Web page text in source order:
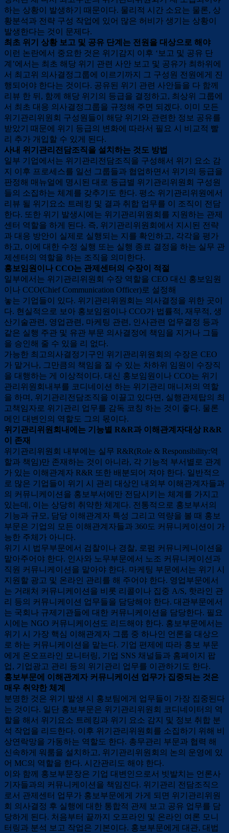
하는 상황이 발생하기 때문이다. 물리적 시간 소요는 물론, 상
황분석과 전략 구성 작업에 있어 많은 허비가 생기는 상황이
발생한다는 것이 문제다.
최초 위기 상황 보고 및 공유 단계는 전원을 대상으로 해야
이런 논란에서 중요한 것은 위기감지 이후 ‘보고 및 공유 단
계’에서는 최초 해당 위기 관련 사안 보고 및 공유가 최하위에
서 최고위 의사결정그룹에 이르기까지 그 구성원 전원에게 진
행되어야 한다는 것이다. 공유된 위기 관련 사안들을 다 함께
리뷰 한 뒤, 함께 해당 위기의 등급을 결정하고, 최상위 그룹에
서 최초 대응 의사결정그룹을 규정해 주면 되겠다. 이미 모든
위기관리위원회 구성원들이 해당 위기와 관련한 정보 공유를
받았기 때문에 위기 등급의 변화에 따라서 필요 시 비교적 빨
리 추가 개입할 수 있게 된다.
사내 위기관리전담조직을 설치하는 것도 방법
일부 기업에서는 위기관리전담조직을 구성해서 위기 요소 감
지 이후 프로세스를 일선 그룹들과 협업하면서 위기의 등급을
판정해 매뉴얼에 명시된 대로 등급별 위기관리위원회 구성원
들의 소집하는 체계를 갖추기도 한다. 평소 위기관리위원에서
리뷰 될 위기요소 트레킹 및 결과 취합 업무를 이 조직이 전담
한다. 또한 위기 발생시에는 위기관리위원회를 지원하는 관제
센터 역할을 하게 된다. 즉, 위기관리위원회에서 지시된 전략
과 대응 방안이 실제로 실행되는 지를 확인하고, 각각을 평가
하고, 이에 대한 수정 실행 또는 실행 종료 결정을 하는 실무 관
제센터의 역할을 하는 조직을 의미한다.
홍보임원이나 CCO는 관제센터의 수장이 적절
일부에서는 위기관리위원회 수장 역할을 CEO 대신 홍보임원
이나 CCO(Chief Communication Officer)로 설정해
놓는 기업들이 있다. 위기관리위원회는 의사결정을 위한 곳이
다. 현실적으로 보아 홍보임원이나 CCO가 법률적, 재무적, 생
산기술관련, 영업관련, 마케팅 관련, 인사관련 업무결정 등과
같은 실행 주관 및 유관 부문 의사결정에 책임을 지거나 그들
을 승인해 줄 수 있을 리 없다.
가능한 최고의사결정기구인 위기관리위원회의 수장은 CEO
가 맡거나, 그만큼의 책임을 질 수 있는 차하위 임원이 수장직
을 대행하는 게 이상적이다. 대신 홍보임원이나 CCO는 위기
관리위원회내부를 코디네이션 하는 위기관리 매니저의 역할
을 하며, 위기관리전담조직을 이끌고 있다면, 실행관제탑의 최
고책임자로 위기관리 업무를 감독 코칭 하는 것이 좋다. 물론
메인 대변인의 역할도 그의 몫이다.
위기관리위원회내에는 기능별 R&R과 이해관계자대상 R&R
이 존재
위기관리위원회 내부에는 실무 R&R(Role & Responsibility:역
할과 책임)만 존재하는 것이 아니라, 각 기능적 부서별로 관계
가 있는 이해관계자 R&R 또한 배분되어 져야 한다. 일반적으
로 많은 기업들이 위기 시 관리 대상인 내외부 이해관계자들과
의 커뮤니케이션을 홍보부서에만 전담시키는 체계를 가지고
있는데, 이는 상당히 취약한 체계다. 전통적으로 홍보부서의
기능과 규모, 담당 이해관계자 특성 그리고 역량을 볼 때 홍보
부문은 기업의 모든 이해관계자들과 360도 커뮤니케이션이 가
능한 주체가 아니다.
위기 시 법무부문에서 검찰이나 경찰, 로펌 커뮤니케니이션을
맡아주어야 한다. 인사와 노무부문에서 노조 커뮤니케이션과
직원 커뮤니케이션을 맡아야 한다. 마케팅 부문에서는 위기 시
지원할 광고 및 온라인 관리를 해 주어야 한다. 영업부문에서
는 거래처 커뮤니케이션을 비롯 리콜이나 집중 A/S, 핫라인 관
리 등의 커뮤니케이션 업무들을 담당해야 한다. 대관부문에서
는 국회나 규제기관들에 대한 커뮤니케이션을 담당한다. 필요
시에는 NGO 커뮤니케이션도 리드해야 한다. 홍보부문에서는
위기 시 가장 핵심 이해관계자 그룹 중 하나인 언론을 대상으
로 하는 커뮤니케이션을 맡는다. 기업 편제에 따라 홍보 부문
에게 온오프라인 모니터링, 기업 SNS 채널들과 홈페이지 팝
업, 기업광고 관리 등의 위기관리 업무를 이관하기도 한다.
홍보부문에 이해관계자 커뮤니케이션 업무가 집중되는 것은
매우 취약한 체계
분명한 것은 위기 발생 시 홍보팀에게 업무들이 가장 집중된다
는 것이다. 일단 홍보부문은 위기관리위원회 코디네이터의 역
할을 해서 위기요소 트레킹과 위기 요소 감지 및 정보 취합 분
석 작업을 리드한다. 이후 위기관리위원회를 소집하기 위해 비
상연락망을 가동하는 역할도 한다. 총무관리 부문과 협력 해
신속하게 워룸을 설치하고, 위기관리위원회의 논의 운영에 있
어 MC의 역할을 한다. 시간관리도 해야 한다.
이와 함께 홍보부문장은 기업 대변인으로서 빗발치는 언론사
기자들과의 커뮤니케이션을 책임진다. 위기관리 전담조직으
로서 관제센터 업무가 홍보부문에게 가게 되면 위기관리위원
회 의사결정 후 실행에 대한 통합적 관제 보고 공유 업무를 담
당하게 된다. 처음부터 끝까지 오프라인 및 온라인 여론 모니
터링과 분석 보고 작업은 기본이다. 홍보부문에게 대관, 대법